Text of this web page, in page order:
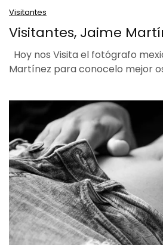
Visitantes
Visitantes, Jaime
Hoy nos Visita el fotógrafo
Martínez para conocelo mejor